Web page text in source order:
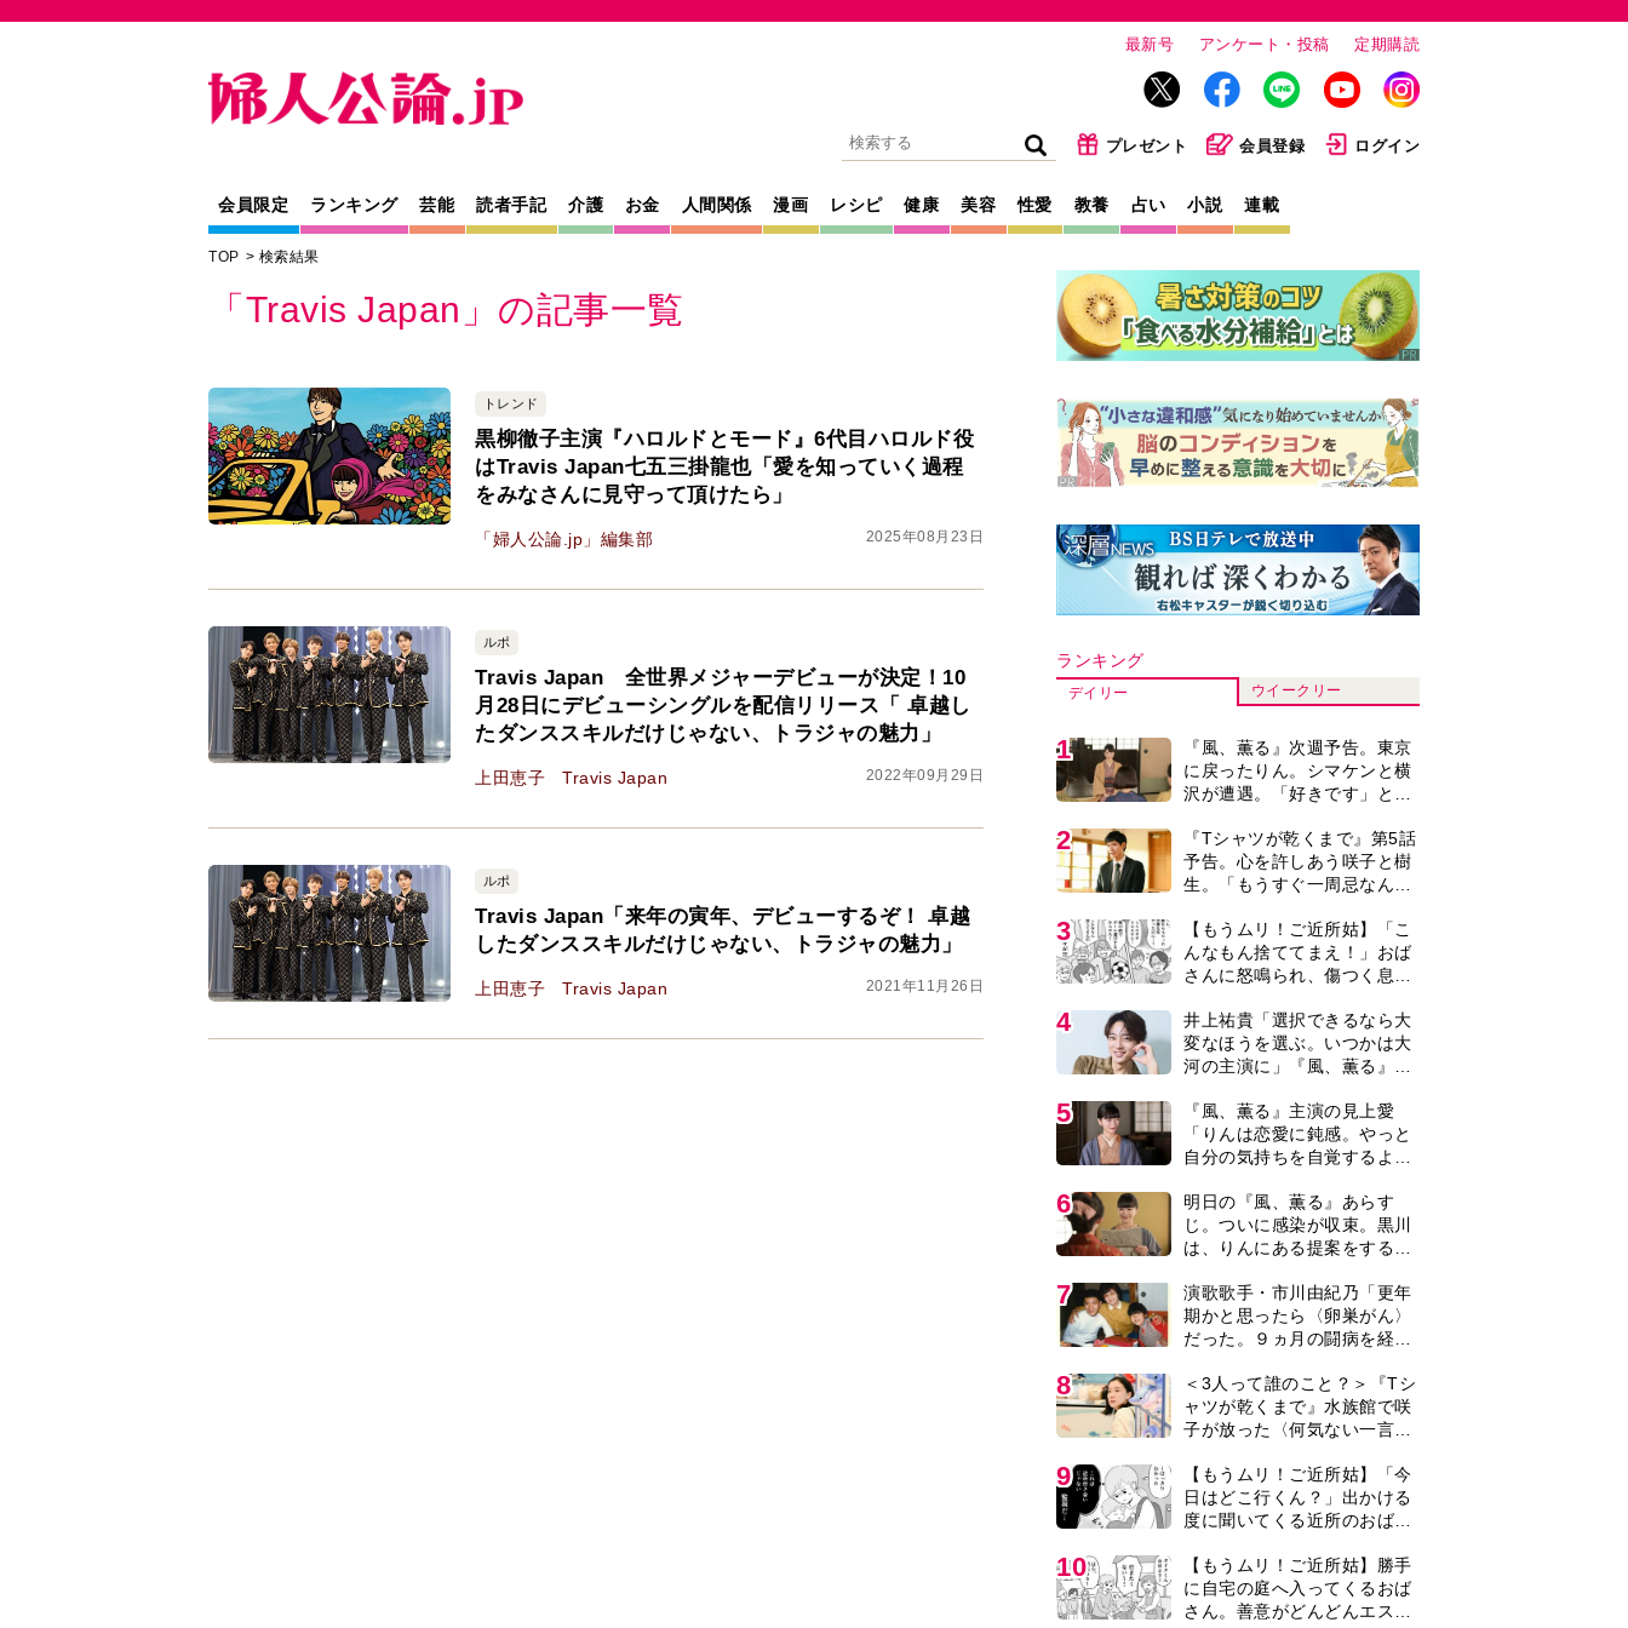
最新号 アンケート・投稿 定期購読
プレゼント 会員登録 ログイン
会員限定 ランキング 芸能 読者手記 介護 お金 人間関係 漫画 レシピ 健康 美容 性愛 教養 占い 小説 連載
TOP 検索結果
「Travis Japan」の記事一覧
トレンド
黒柳徹子主演『ハロルドとモード』6代目ハロルド役
はTravis Japan七五三掛龍也「愛を知っていく過程
をみなさんに見守って頂けたら」
「婦人公論.jp」編集部 2025年08月23日
ルポ
Travis Japan 全世界メジャーデビューが決定！10
月28日にデビューシングルを配信リリース「 卓越し
たダンススキルだけじゃない、トラジャの魅力」
上田恵子 Travis Japan 2022年09月29日
ルポ
Travis Japan「来年の寅年、デビューするぞ！ 卓越
したダンススキルだけじゃない、トラジャの魅力」
上田恵子 Travis Japan 2021年11月26日
ランキング
デイリー ウイークリー
1
『風、薫る』次週予告。東京
に戻ったりん。シマケンと横
沢が遭遇。「好きです」と告
2
『Tシャツが乾くまで』第5話
予告。心を許しあう咲子と樹
生。「もうすぐ一周忌なんで
レあり＞
3
【もうムリ！ご近所姑】「こ
んなもん捨ててまえ！」おば
さんに怒鳴られ、傷つく息
【第3話】
4
井上祐貴「選択できるなら大
変なほうを選ぶ。いつかは大
河の主演に」『風、薫る』で
5
『風、薫る』主演の見上愛
「りんは恋愛に鈍感。やっと
自分の気持ちを自覚するよう
6
明日の『風、薫る』あらす
じ。ついに感染が収束。黒川
は、りんにある提案をする＜
7
演歌歌手・市川由紀乃「更年
期かと思ったら〈卵巣がん〉
だった。９ヵ月の闘病を経て
紙を今も支えに」【2026上半
期BEST】
8
＜3人って誰のこと？＞『Tシ
ャツが乾くまで』水族館で咲
子が放った〈何気ない一言〉
線？」「子どもの話だと…」
9
【もうムリ！ご近所姑】「今
日はどこ行くん？」出かける
度に聞いてくる近所のおばさ
まり…【第1話】
10
【もうムリ！ご近所姑】勝手
に自宅の庭へ入ってくるおば
さん。善意がどんどんエスカ